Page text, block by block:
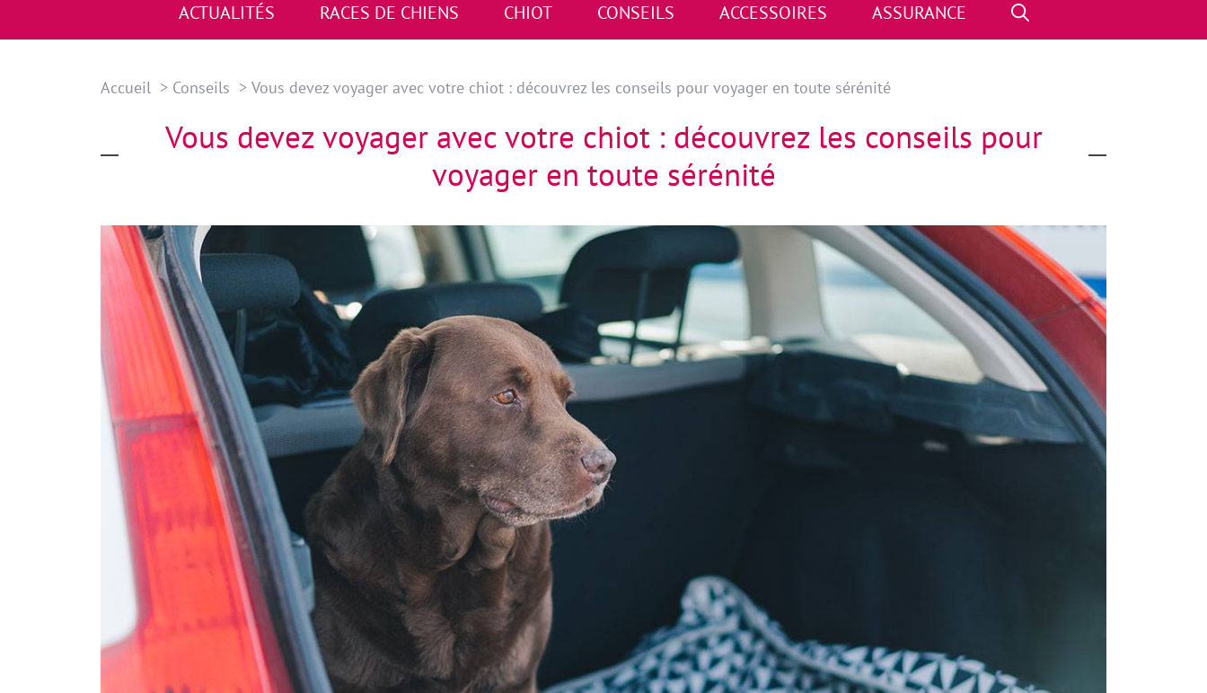
ACTUALITÉS RACES DE CHIENS CHIOT CONSEILS ACCESSOIRES ASSURANCE
Accueil Conseils Vous devez voyager avec votre chiot : découvrez les conseils pour voyager en toute sérénité
Vous devez voyager avec votre chiot : découvrez les conseils pour
voyager en toute sérénité